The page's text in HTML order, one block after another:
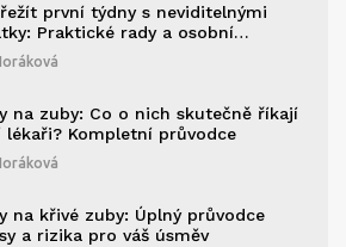
první týdny s neviditelnými
Praktické rady a osobní
na zuby: Co o nich skutečně říkají
lékaři? Kompletní průvodce
na křivé zuby: Úplný průvodce
a rizika pro váš úsměv